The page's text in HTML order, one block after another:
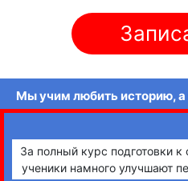
Мы учим любить историю, а
За полный курс подготовки
ученики намного улучшают